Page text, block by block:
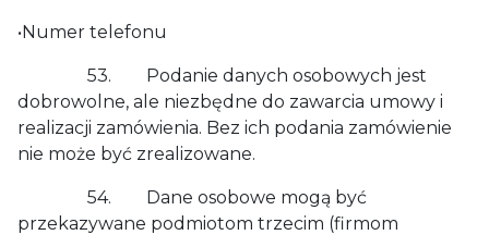
•Numer telefonu
53. Podanie danych osobowych jest
dobrowolne, ale niezbędne do zawarcia umowy i
realizacji zamówienia. Bez ich podania zamówienie
nie może być zrealizowane.
54. Dane osobowe mogą być
przekazywane podmiotom trzecim (firmom